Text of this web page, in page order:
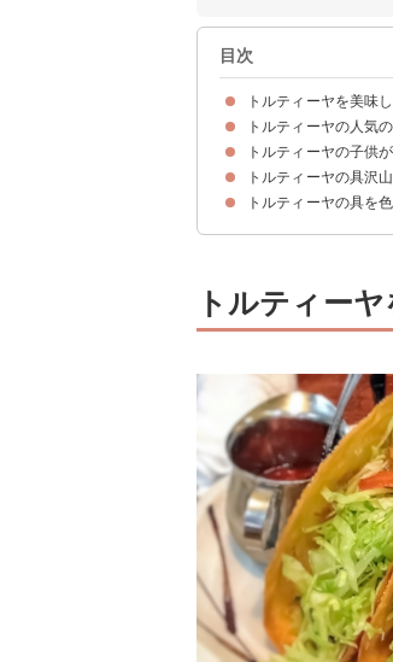
目次
トルティーヤを美味
トルティーヤの定番
トルティーヤの人気
①トマト
②ひき肉
③チーズ
④ハム
⑤アボカド
⑥たまねぎ
⑦鶏肉
⑧ベーコン
⑨レタス
⑩にんじん
⑪パプリカ
トルティーヤの子供
トルティーヤの子供が
トルティーヤの変わり
トルティーヤの具沢
①チリコンカントルテ
②ラップサンド
③トルティーヤピザ
トルティーヤの具を
トルティー